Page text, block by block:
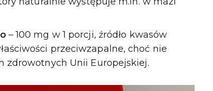
– 100 mg w 1 porcji, źródło kwasów
przeciwzapalne, choć nie
zdrowotnych Unii Europejskiej.